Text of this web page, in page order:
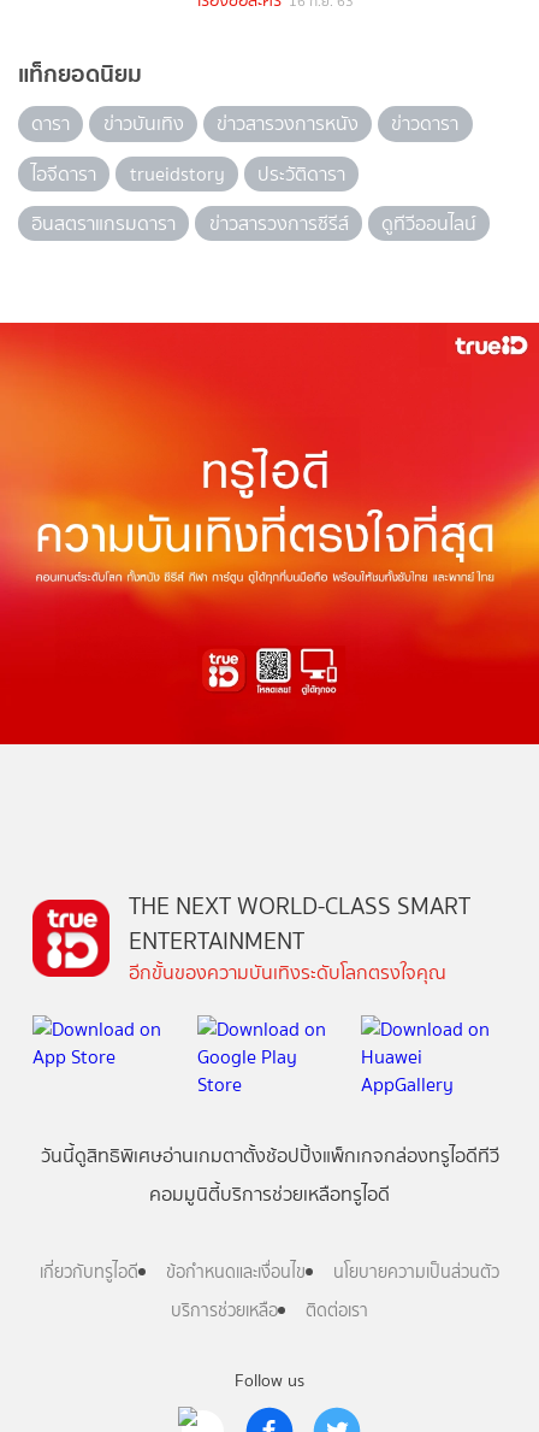
แท็กยอดนิยม
ดารา ข่าวบันเทิง ข่าวสารวงการหนัง
ข่าวดารา
ไอจีดารา
trueidstory
ประวัติดารา
อินสตราแกรมดารา
ข่าวสารวงการซีรีส์ ดูทีวีออนไลน์
Follow us
THE NEXT WORLD-CLASS SMART
ENTERTAINMENT
อีกขั้นของความบันเทิงระดับโลกตรงใจคุณ
วันนี้ดูสิทธิพิเศษอ่านเกมตาตั้งช้อปปิ้งแพ็กเกจกล่องทรูไอดีทีวี
คอมมูนิตี้บริการช่วยเหลือทรูไอดี
เกี่ยวกับทรูไอดี ข้อกำหนดและเงื่อนไข
นโยบายความเป็นส่วนตัว
บริการช่วยเหลือ
ติดต่อเรา